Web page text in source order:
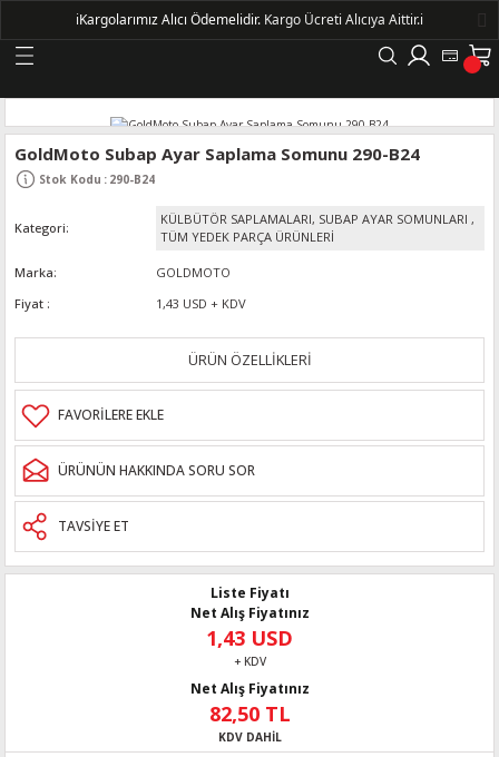
Geri Dön
KASNAKLI ALTERNATÖRLER - 1500
GoldMoto Subap Ayar Saplama Somunu 290-B24
Stok Kodu : 290-B24
Kategori
KÜLBÜTÖR SAPLAMALARI, SUBAP AYAR SOMUNLARI ,
TÜM YEDEK PARÇA ÜRÜNLERİ
Marka
GOLDMOTO
Fiyat
1,43 USD + KDV
ÜRÜN ÖZELLİKLERİ
ÜRÜNÜN HAKKINDA SORU SOR
TAVSİYE ET
Liste Fiyatı
Net Alış Fiyatınız
1,43 USD
+ KDV
Net Alış Fiyatınız
82,50 TL
KDV DAHİL
ℹ️Kargolarımız Alıcı Ödemelidir. Kargo Ücreti Alıcıya Aittir.ℹ️